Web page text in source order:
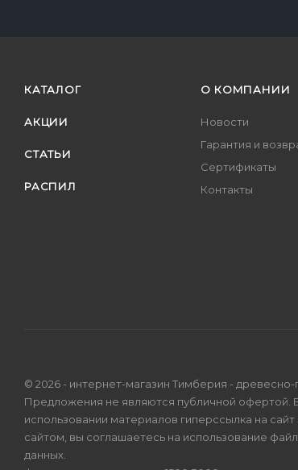
КАТАЛОГ
АКЦИИ
СТАТЬИ
РАСПИЛ
О КОМПАНИИ
Новости
Гарантия и
Сертификаты
Контакты
© 2026 - интернет-магазин Тимберия -
Предложения не являются публичной
использовании материалов гиперссылка на
сайтом, вы соглашаетесь на использование
данных